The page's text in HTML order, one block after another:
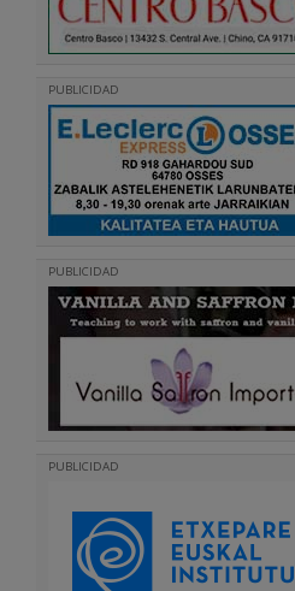
PUBLICIDAD
PUBLICIDAD
PUBLICIDAD